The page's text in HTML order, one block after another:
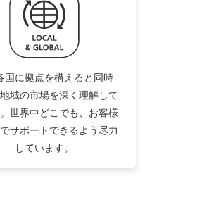
国に拠点を構えると同時
域の市場を深く理解して
世界中どこでも、お客様
サポートできるよう尽力
しています。